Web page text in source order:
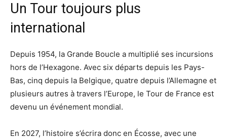
Un Tour toujours plus
international
Depuis 1954, la Grande Boucle a multiplié ses incursions
hors de l’Hexagone. Avec six départs depuis les Pays-
Bas, cinq depuis la Belgique, quatre depuis l’Allemagne et
plusieurs autres à travers l’Europe, le Tour de France est
devenu un événement mondial.
En 2027, l’histoire s’écrira donc en Écosse, avec une